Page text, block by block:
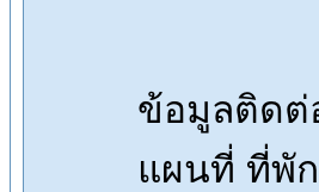
ข้อมูลติดต่
แผนที่ ที่พั